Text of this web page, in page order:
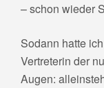
– schon wieder
Sodann hatte
Vertreterin der
Augen: